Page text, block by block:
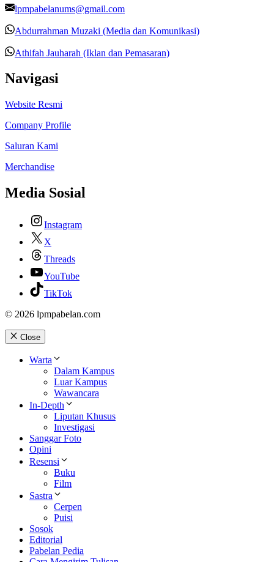
lpmpabelanums@gmail.com
Abdurrahman Muzaki (Media dan Komunikasi)
Athifah Jauharah (Iklan dan Pemasaran)
Navigasi
Website Resmi
Company Profile
Saluran Kami
Merchandise
Media Sosial
Instagram
X
Threads
YouTube
TikTok
© 2026 lpmpabelan.com
Close
Warta
Dalam Kampus
Luar Kampus
Wawancara
In-Depth
Liputan Khusus
Investigasi
Sanggar Foto
Opini
Resensi
Buku
Film
Sastra
Cerpen
Puisi
Sosok
Editorial
Pabelan Pedia